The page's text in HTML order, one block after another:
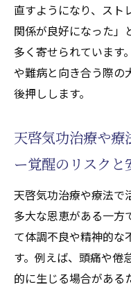
直すようになり、スト
関係が良好になった」
多く寄せられています
や難病と向き合う際の
後押しします。
天啓気功治療や療
ー覚醒のリスクと
天啓気功治療や療法で
多大な恩恵がある一方
て体調不良や精神的な
す。例えば、頭痛や倦
的に生じる場合がある